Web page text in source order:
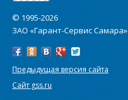
© 1995-2026
ЗАО «Гарант-Сервис Самара»
Предыдущая версия сайта
Сайт gss.ru